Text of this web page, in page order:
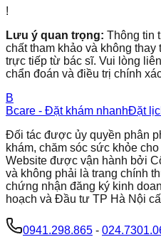
!
Lưu ý quan trọng: Thông tin
chất tham khảo và không
trực tiếp từ bác sĩ. Vui lòng
chẩn đoán và điều trị chính
B
Bcare - Đặt khám nhanhĐặt
Đối tác được ủy quyền phân
khám, chăm sóc sức khỏe
Website được vận hành bởi
và không phải là trang chính
chứng nhận đăng ký kinh
hoạch và Đầu tư TP Hà Nội
0941.298.865 -